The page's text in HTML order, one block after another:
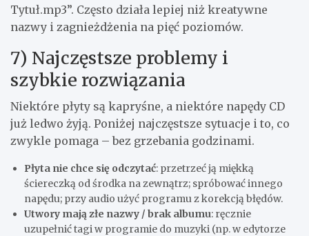
Tytuł.mp3”. Często działa lepiej niż kreatywne
nazwy i zagnieżdżenia na pięć poziomów.
7) Najczęstsze problemy i
szybkie rozwiązania
Niektóre płyty są kapryśne, a niektóre napędy CD
już ledwo żyją. Poniżej najczęstsze sytuacje i to, co
zwykle pomaga – bez grzebania godzinami.
Płyta nie chce się odczytać: przetrzeć ją miękką
ściereczką od środka na zewnątrz; spróbować innego
napędu; przy audio użyć programu z korekcją błędów.
Utwory mają złe nazwy / brak albumu: ręcznie
uzupełnić tagi w programie do muzyki (np. w edytorze